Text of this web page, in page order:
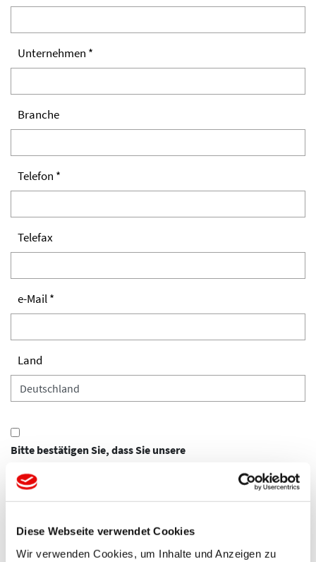
Diese Webseite verwendet Cookies
Wir verwenden Cookies, um Inhalte und Anzeigen zu
Unternehmen *
Branche
Telefon *
Telefax
e-Mail *
Land
Bitte bestätigen Sie, dass Sie unsere